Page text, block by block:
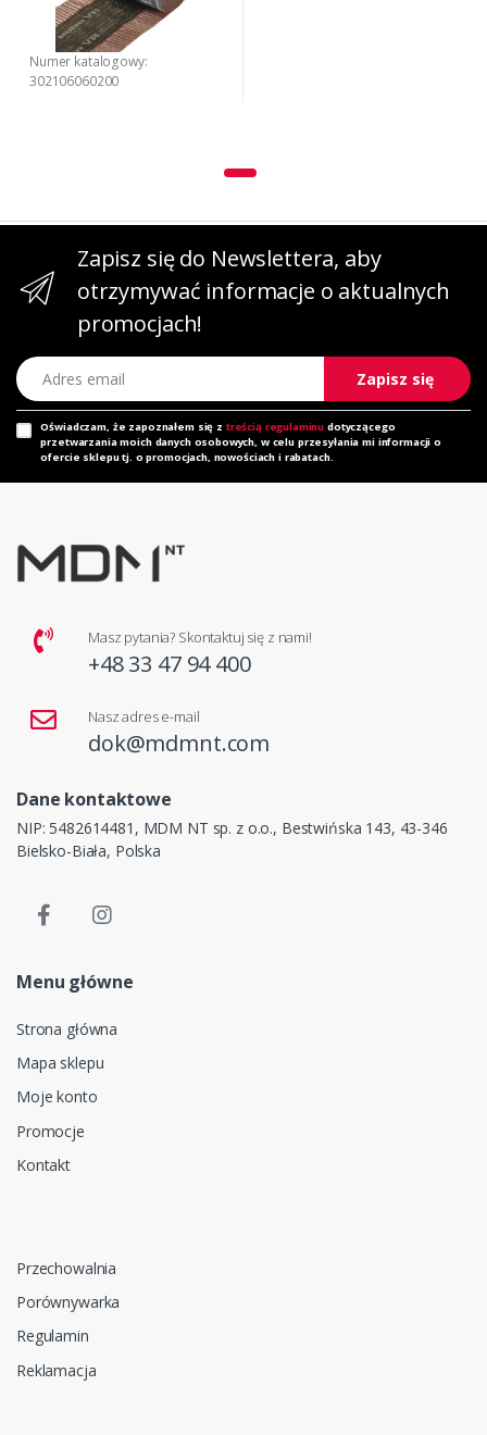
Numer katalogowy:
302106060200
Zapisz się do Newslettera, aby
otrzymywać informacje o aktualnych
promocjach!
Adres email
Zapisz się
Oświadczam, że zapoznałem się z treścią regulaminu dotyczącego
przetwarzania moich danych osobowych, w celu przesyłania mi informacji o
ofercie sklepu tj. o promocjach, nowościach i rabatach.
Masz pytania? Skontaktuj się z nami!
+48 33 47 94 400
Nasz adres e-mail
dok@mdmnt.com
Dane kontaktowe
NIP: 5482614481, MDM NT sp. z o.o., Bestwińska 143, 43-346
Bielsko-Biała, Polska
Menu główne
Strona główna
Mapa sklepu
Moje konto
Promocje
Kontakt
Przechowalnia
Porównywarka
Regulamin
Reklamacja